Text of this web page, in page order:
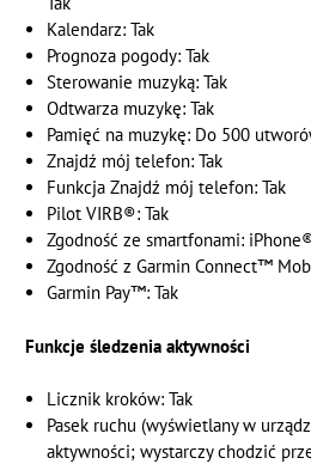
Kalendarz: Tak
Prognoza pogody: Tak
Sterowanie muzyką: Tak
Odtwarza muzykę: Tak
Pamięć na muzykę: Do 500
Znajdź mój telefon: Tak
Funkcja Znajdź mój telefon: Tak
Pilot VIRB®: Tak
Zgodność ze smartfonami:
Zgodność z Garmin Connect™
Garmin Pay™: Tak
Funkcje śledzenia aktywności
Licznik kroków: Tak
Pasek ruchu (wyświetlany w
aktywności; wystarczy chodzić